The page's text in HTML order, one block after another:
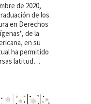
de 2020,
de los
en Derechos
de la
en su
ha permitido
latitud…